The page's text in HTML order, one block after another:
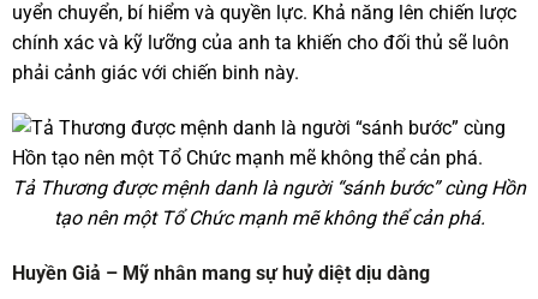
uyển chuyển, bí hiểm và quyền lực. Khả năng lên chiến lược
chính xác và kỹ lưỡng của anh ta khiến cho đối thủ sẽ luôn
phải cảnh giác với chiến binh này.
Tả Thương được mệnh danh là người “sánh bước” cùng Hồn
tạo nên một Tổ Chức mạnh mẽ không thể cản phá.
Huyền Giả – Mỹ nhân mang sự huỷ diệt dịu dàng